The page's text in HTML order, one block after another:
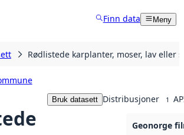
Finn data Meny
Rødlistede karplanter, moser, lav eller
Bruk datasett Distribusjoner 1
Geonorge